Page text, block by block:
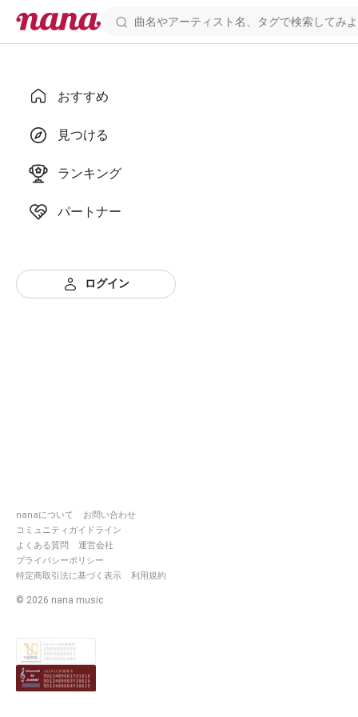
おすすめ
見つける
ランキング
パートナー
ログイン
nanaについて
お問い合わせ
コミュニティガイドライン
よくある質問
運営会社
プライバシーポリシー
特定商取引法に基づく表示
利用規約
© 2026 nana music